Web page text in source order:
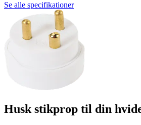
Se alle specifikationer
Husk stikprop til din